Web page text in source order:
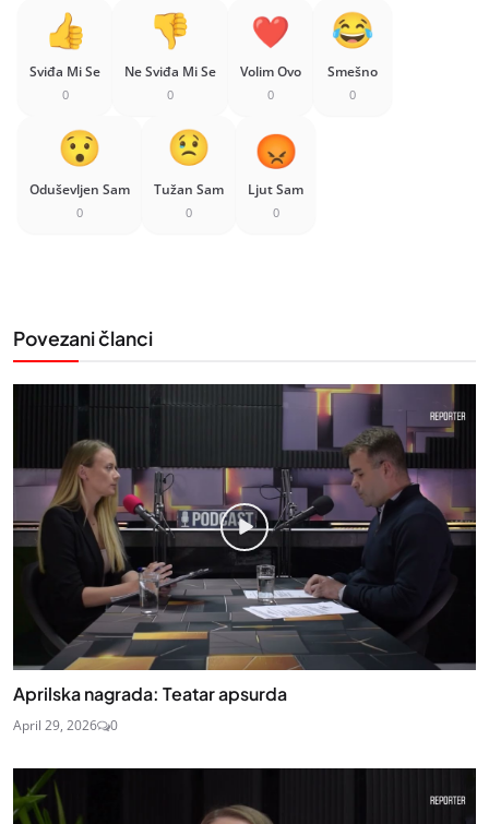
Sviđa Mi Se
0
Ne Sviđa Mi Se
0
Volim Ovo
0
Smešno
0
Oduševljen Sam
0
Tužan Sam
0
Ljut Sam
0
Povezani članci
Aprilska nagrada: Teatar apsurda
April 29, 2026 0